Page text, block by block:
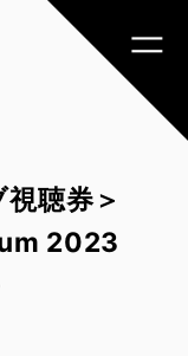
聴券＞
2023